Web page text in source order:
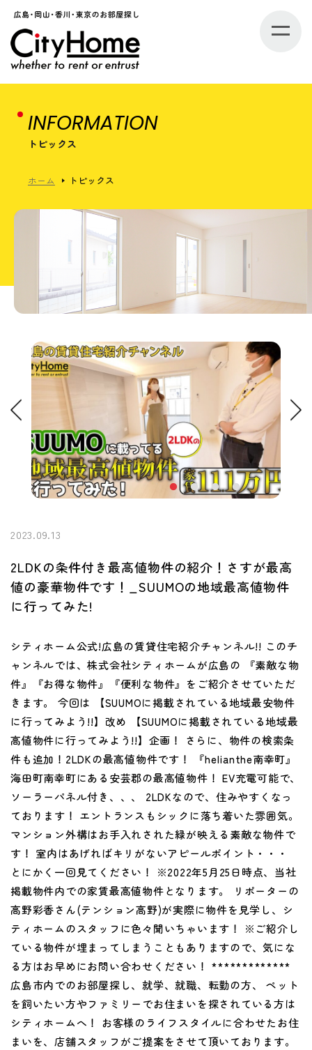
INFORMATION
トピックス
ホーム トピックス
2023.09.13
2LDKの条件付き最高値物件の紹介！さすが最高
値の豪華物件です！_SUUMOの地域最高値物件
に行ってみた!
シティホーム公式!広島の賃貸住宅紹介チャンネル!! このチ
ャンネルでは、株式会社シティホームが広島の 『素敵な物
件』『お得な物件』『便利な物件』をご紹介させていただ
きます。 今回は 【SUUMOに掲載されている地域最安物件
に行ってみよう!!】改め 【SUUMOに掲載されている地域最
高値物件に行ってみよう!!】企画！ さらに、物件の検索条
件も追加！2LDKの最高値物件です！ 『helianthe南幸町』
海田町南幸町にある安芸郡の最高値物件！ EV充電可能で、
ソーラーパネル付き、、、 2LDKなので、住みやすくなっ
ております！ エントランスもシックに落ち着いた雰囲気。
マンション外構はお手入れされた緑が映える素敵な物件で
す！ 室内はあげればキリがないアピールポイント・・・
とにかく一回見てください！ ※2022年5月25日時点、当社
掲載物件内での家賃最高値物件となります。 リポーターの
高野彩香さん(テンション高野)が実際に物件を見学し、シ
ティホームのスタッフに色々聞いちゃいます！ ※ご紹介し
ている物件が埋まってしまうこともありますので、気にな
る方はお早めにお問い合わせください！ *************
広島市内でのお部屋探し、就学、就職、転勤の方、 ペット
を飼いたい方やファミリーでお住まいを探されている方は
シティホームへ！ お客様のライフスタイルに合わせたお住
まいを、店舗スタッフがご提案をさせて頂いております。